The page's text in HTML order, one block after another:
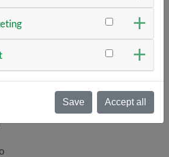
externe Firmen
Gründerinitiative Oberpfalz
der TechBaseSave Accept all